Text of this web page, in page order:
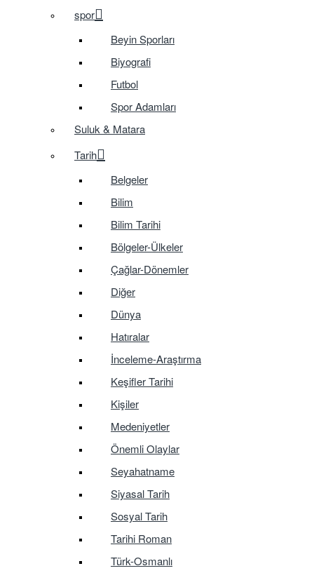
spor
Beyin Sporları
Biyografi
Futbol
Spor Adamları
Suluk & Matara
Tarih
Belgeler
Bilim
Bilim Tarihi
Bölgeler-Ülkeler
Çağlar-Dönemler
Diğer
Dünya
Hatıralar
İnceleme-Araştırma
Keşifler Tarihi
Kişiler
Medeniyetler
Önemli Olaylar
Seyahatname
Siyasal Tarih
Sosyal Tarih
Tarihi Roman
Türk-Osmanlı